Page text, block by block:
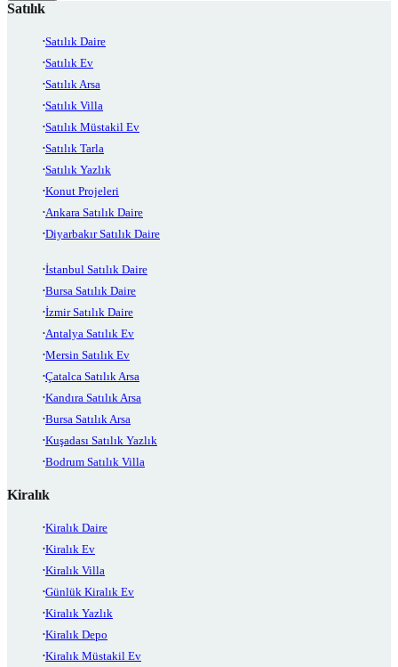
Satılık
Satılık Daire
Satılık Ev
Satılık Arsa
Satılık Villa
Satılık Müstakil Ev
Satılık Tarla
Satılık Yazlık
Konut Projeleri
Ankara Satılık Daire
Diyarbakır Satılık Daire
İstanbul Satılık Daire
Bursa Satılık Daire
İzmir Satılık Daire
Antalya Satılık Ev
Mersin Satılık Ev
Çatalca Satılık Arsa
Kandıra Satılık Arsa
Bursa Satılık Arsa
Kuşadası Satılık Yazlık
Bodrum Satılık Villa
Kiralık
Kiralık Daire
Kiralık Ev
Kiralık Villa
Günlük Kiralık Ev
Kiralık Yazlık
Kiralık Depo
Kiralık Müstakil Ev